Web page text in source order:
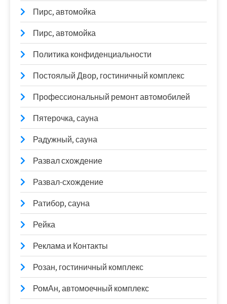
Пирс, автомойка
Пирс, автомойка
Политика конфиденциальности
Постоялый Двор, гостиничный комплекс
Профессиональный ремонт автомобилей
Пятерочка, сауна
Радужный, сауна
Развал схождение
Развал-схождение
Ратибор, сауна
Рейка
Реклама и Контакты
Розан, гостиничный комплекс
РомАн, автомоечный комплекс